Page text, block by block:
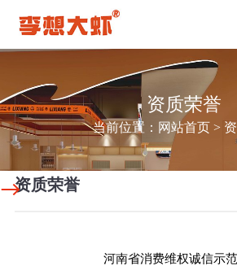
资质荣誉
当前位置： 网站首页>
资质荣誉
河南省消费维权诚信示